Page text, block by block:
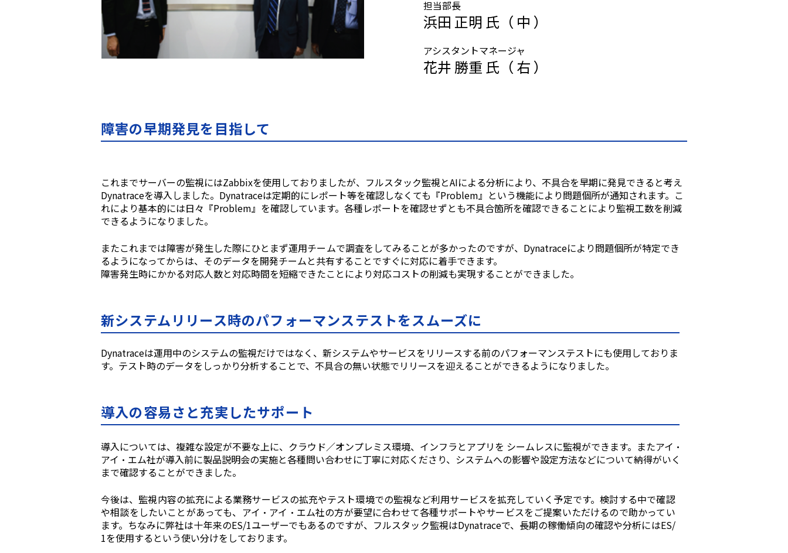
担当部長
浜田 正明 氏（ 中 ）
アシスタントマネージャ
花井 勝重 氏（ 右 ）
障害の早期発見を目指して
これまでサーバーの監視にはZabbixを使⽤しておりましたが、フルスタック監視とAIによる分析により、不具合を早期に発⾒できると考え
Dynatraceを導⼊しました。Dynatraceは定期的にレポート等を確認しなくても『Problem』という機能により問題個所が通知されます。こ
れにより基本的には⽇々『Problem』を確認しています。各種レポートを確認せずとも不具合箇所を確認できることにより監視⼯数を削減
できるようになりました。
またこれまでは障害が発⽣した際にひとまず運⽤チームで調査をしてみることが多かったのですが、Dynatraceにより問題個所が特定でき
るようになってからは、そのデータを開発チームと共有することですぐに対応に着⼿できます。
障害発⽣時にかかる対応⼈数と対応時間を短縮できたことにより対応コストの削減も実現することができました。
新システムリリース時のパフォーマンステストをスムーズに
Dynatraceは運⽤中のシステムの監視だけではなく、新システムやサービスをリリースする前のパフォーマンステストにも使⽤しておりま
す。テスト時のデータをしっかり分析することで、不具合の無い状態でリリースを迎えることができるようになりました。
導⼊の容易さと充実したサポート
導⼊については、複雑な設定が不要な上に、クラウド／オンプレミス環境、インフラとアプリを シームレスに監視ができます。またアイ・
アイ・エム社が導⼊前に製品説明会の実施と各種問い合わせに丁寧に対応くださり、システムへの影響や設定⽅法などについて納得がいく
まで確認することができました。
今後は、監視内容の拡充による業務サービスの拡充やテスト環境での監視など利⽤サービスを拡充していく予定です。検討する中で確認
や相談をしたいことがあっても、アイ・アイ・エム社の⽅が要望に合わせて各種サポートやサービスをご提案いただけるので助かってい
ます。ちなみに弊社は⼗年来のES/1ユーザーでもあるのですが、フルスタック監視はDynatraceで、⻑期の稼働傾向の確認や分析にはES/
1を使⽤するという使い分けをしております。